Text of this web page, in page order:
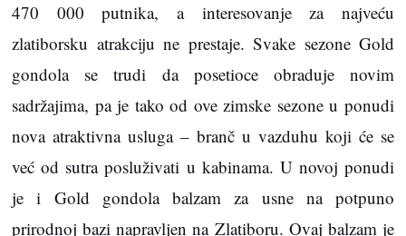
470 000 putnika, a interesovanje za najveću
zlatiborsku atrakciju ne prestaje. Svake sezone Gold
gondola se trudi da posetioce obraduje novim
sadržajima, pa je tako od ove zimske sezone u ponudi
nova atraktivna usluga – branč u vazduhu koji će se
već od sutra posluživati u kabinama. U novoj ponudi
je i Gold gondola balzam za usne na potpuno
prirodnoj bazi napravljen na Zlatiboru. Ovaj balzam je